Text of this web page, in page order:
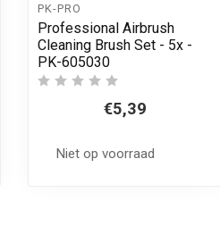
PK-PRO
Professional Airbrush
Cleaning Brush Set - 5x -
PK-605030
€5,39
Niet op voorraad